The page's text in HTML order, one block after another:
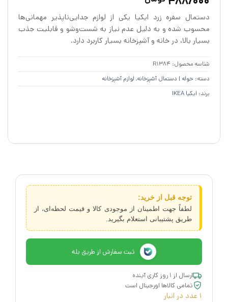
مشتری
دستمال سفره زرد ایکیا یکی از لوازم جدایی‌ناپذیر مهمانی‌ها
محسوب شده و به دلیل عدم نیاز به شست‌وشو و قابلیت جذب
بسیار بالا، در خانه و آشپزخانه بسیار کاربرد دارد.
شناسه محصول: R1384
دسته: حوله | دستمال آشپزخانه, لوازم آشپزخانه
برند: ایکیا IKEA
توجه قبل از خرید:
لطفاً جهت اطمینان از موجودی کالا و قیمت لحظه‌ای، از
طریق پشتیبانی استعلام بگیرید.
ثبت سفارش از طریق بله
ارسال از ۱ روز کاری آینده
تمامی کالاها اورجینال است
1 عدد در انبار